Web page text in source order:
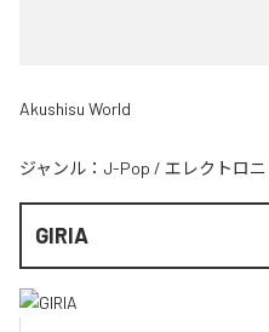
Akushisu World
ジャンル： J-Pop / エレクトロニ
GIRIA